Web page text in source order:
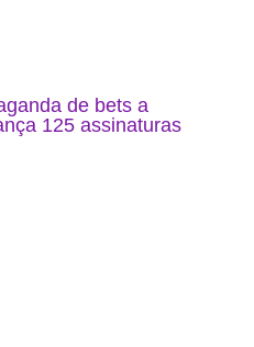
de bets a
125 assinaturas